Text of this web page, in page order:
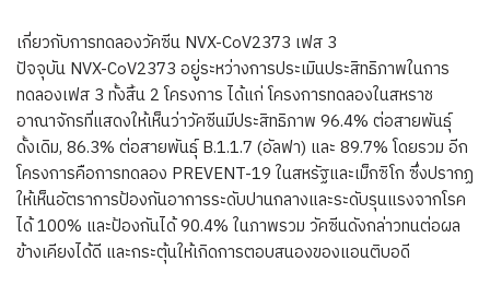
เกี่ยวกับการทดลองวัคซีน NVX-CoV2373 เฟส 3
ปัจจุบัน NVX-CoV2373 อยู่ระหว่างการประเมินประสิทธิภาพในการ
ทดลองเฟส 3 ทั้งสิ้น 2 โครงการ ได้แก่ โครงการทดลองในสหราช
อาณาจักรที่แสดงให้เห็นว่าวัคซีนมีประสิทธิภาพ 96.4% ต่อสายพันธุ์
ดั้งเดิม, 86.3% ต่อสายพันธุ์ B.1.1.7 (อัลฟา) และ 89.7% โดยรวม อีก
โครงการคือการทดลอง PREVENT-19 ในสหรัฐและเม็กซิโก ซึ่งปรากฏ
ให้เห็นอัตราการป้องกันอาการระดับปานกลางและระดับรุนแรงจากโรค
ได้ 100% และป้องกันได้ 90.4% ในภาพรวม วัคซีนดังกล่าวทนต่อผล
ข้างเคียงได้ดี และกระตุ้นให้เกิดการตอบสนองของแอนติบอดี